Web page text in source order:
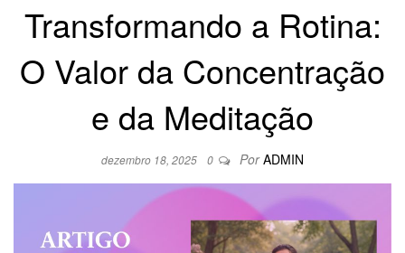
Transformando a Rotina:
O Valor da Concentração
e da Meditação
dezembro 18, 2025 0 Por ADMIN